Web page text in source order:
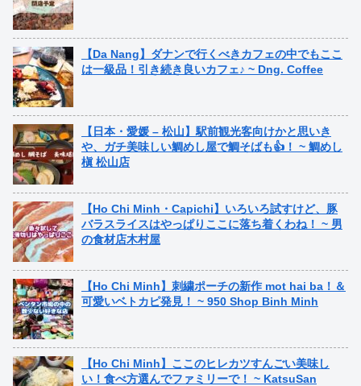
【Da Nang】ダナンで行くべきカフェの中でもここ
は一級品！引き続き良いカフェ♪ ~ Dng. Coffee
【日本・愛媛 – 松山】駅前観光客向けかと思いき
や、ガチ美味しい鯛めし屋で鯛そばも👍！ ~ 鯛めし
槇 松山店
【Ho Chi Minh・Capichi】いろいろ試すけど、豚
バラスライスはやっぱりここに落ち着くわね！ ~ 男
の食材店木村屋
【Ho Chi Minh】刺繍ポーチの新作 mot hai ba！＆
可愛いベトカピ発見！ ~ 950 Shop Binh Minh
【Ho Chi Minh】ここのヒレカツすんごい美味し
い！食べ方選んでファミリーで！ ~ KatsuSan